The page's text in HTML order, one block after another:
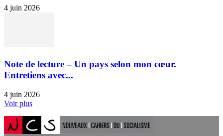
4 juin 2026
Note de lecture – Un pays selon mon cœur.
Entretiens avec...
4 juin 2026
Voir plus